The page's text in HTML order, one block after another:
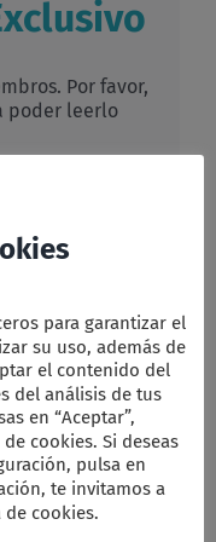
Por favor,
poder leerlo
en su red
Pinterest
Vk Xing
para garantizar el
su uso, además de
el contenido del
del análisis de tus
en “Aceptar”,
cookies. Si deseas
pulsa en
te invitamos a
cookies.